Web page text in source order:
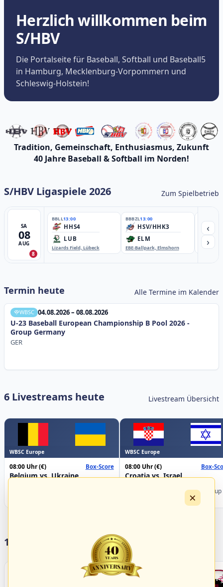
Herzlich willkommen beim
S/HBV
Die Portalseite für Baseball, Softball und Baseball5
in Hamburg, Mecklenburg-Vorpommern und
Schleswig-Holstein!
Tradition, Gemeinschaft, Enthusiasmus, Zukunft
40 Jahre Baseball & Softball im Norden!
S/HBV Ligaspiele 2026 Zum Spielbetrieb
SA
08
AUG
8
BBLL13:00
HHS4
LUB
Lizards Field, Lübeck
BBBZL13:00
HSV/HHK3
ELM
EBE-Ballpark, Elmshorn
‹
›
Termin heute Alle Termine im Kalender
WBSC 04.08.2026 – 08.08.2026
U-23 Baseball European Championship B Pool 2026 -
Group Germany
GER
6 Livestreams heute Livestream Übersicht
WBSC Europe
08:00 Uhr(€) Box-Score
Belgium vs. Ukraine
WBSC Europe
08:00 Uhr(€) Box-
Croatia vs. Israel
Championship B Pool 2026 - Group
17 Vereine im S/HBV
×